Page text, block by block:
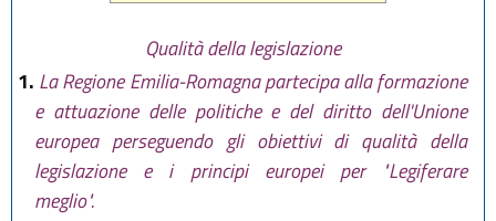
Qualità della legislazione
1. La Regione Emilia-Romagna partecipa alla formazione
e attuazione delle politiche e del diritto dell'Unione
europea perseguendo gli obiettivi di qualità della
legislazione e i principi europei per "Legiferare
meglio".